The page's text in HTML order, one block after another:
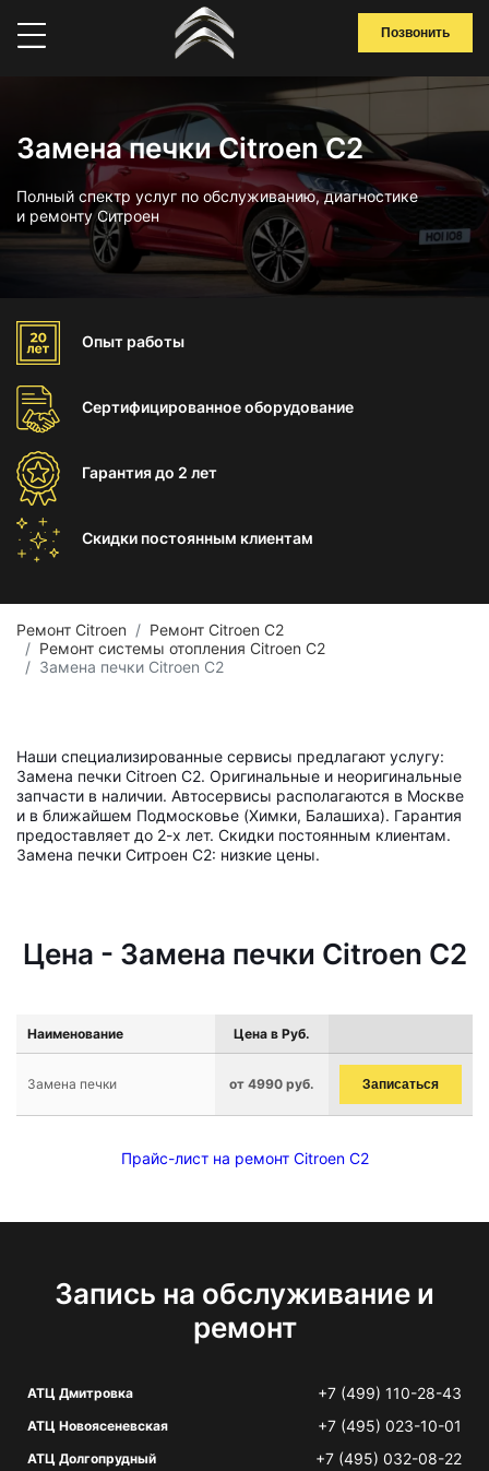
Позвонить
Замена печки Citroen C2
Полный спектр услуг по обслуживанию, диагностике
и ремонту Ситроен
Опыт работы
Сертифицированноеоборудование
Гарантиядо 2 лет
Скидки постоянным клиентам
Ремонт Citroen
Ремонт Citroen C2
Ремонт системы отопления Citroen C2
Замена печки Citroen C2
Наши специализированные сервисы предлагают услугу:
Замена печки Citroen C2. Оригинальные и неоригинальные
запчасти в наличии. Автосервисы располагаются в Москве
и в ближайшем Подмосковье (Химки, Балашиха). Гарантия
предоставляет до 2-х лет. Скидки постоянным клиентам.
Замена печки Ситроен С2: низкие цены.
Цена - Замена печки Citroen C2
Наименование Цена в Руб.
Замена печки от 4990 руб. Записаться
Прайс-лист на ремонт Citroen C2
Запись на обслуживание и
ремонт
АТЦ Дмитровка +7 (499) 110-28-43
АТЦ Новоясеневская +7 (495) 023-10-01
АТЦ Долгопрудный +7 (495) 032-08-22